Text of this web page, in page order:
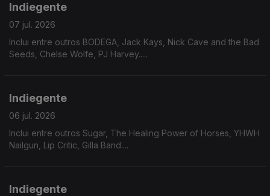
Indiegente
07 jul. 2026
Inclui entre outros BODEGA, Jack Kays, Nick Cave and the Bad
Seeds, Chelse Wolfe, PJ Harvey.....
Indiegente
06 jul. 2026
Inclui entre outros Sugar, The Healing Power of Horses, YHWH
Nailgun, Lip Critic, Gilla Band....
Indiegente